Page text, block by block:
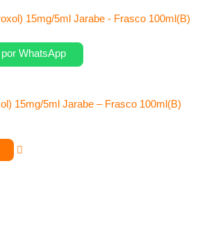
WhatsApp
15mg/5ml Jarabe – Frasco 100ml(B)